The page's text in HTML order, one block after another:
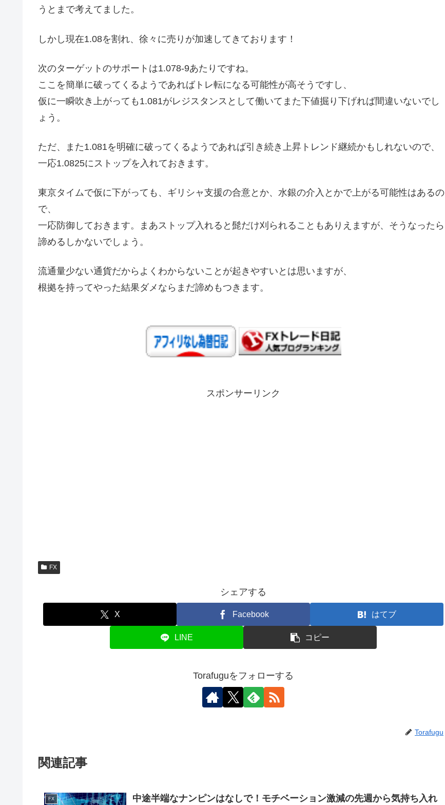
うとまで考えてました。
しかし現在1.08を割れ、徐々に売りが加速してきております！
次のターゲットのサポートは1.078-9あたりですね。
ここを簡単に破ってくるようであればトレ転になる可能性が高そうですし、
仮に一瞬吹き上がっても1.081がレジスタンスとして働いてまた下値掘り下げれば間違いないでし
ょう。
ただ、また1.081を明確に破ってくるようであれば引き続き上昇トレンド継続かもしれないので、
一応1.0825にストップを入れておきます。
東京タイムで仮に下がっても、ギリシャ支援の合意とか、水銀の介入とかで上がる可能性はあるの
で、
一応防御しておきます。まあストップ入れると髭だけ刈られることもありえますが、そうなったら
諦めるしかないでしょう。
流通量少ない通貨だからよくわからないことが起きやすいとは思いますが、
根拠を持ってやった結果ダメならまだ諦めもつきます。
スポンサーリンク
FX
シェアする
X Facebook はてブ
LINE コピー
Torafuguをフォローする
Torafugu
関連記事
FX 中途半端なナンピンはなしで！モチベーション激減の先週から気持ち入れ